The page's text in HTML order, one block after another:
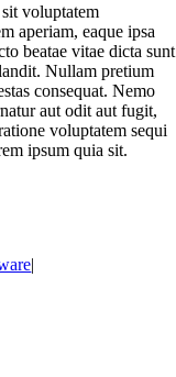
voluptatem
aperiam, eaque ipsa
beatae vitae dicta sunt
Nullam pretium
consequat. Nemo
aut odit aut fugit,
voluptatem sequi
ipsum quia sit.
|